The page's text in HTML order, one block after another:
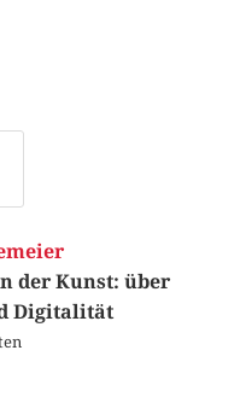
der Kunst: über
Digitalität